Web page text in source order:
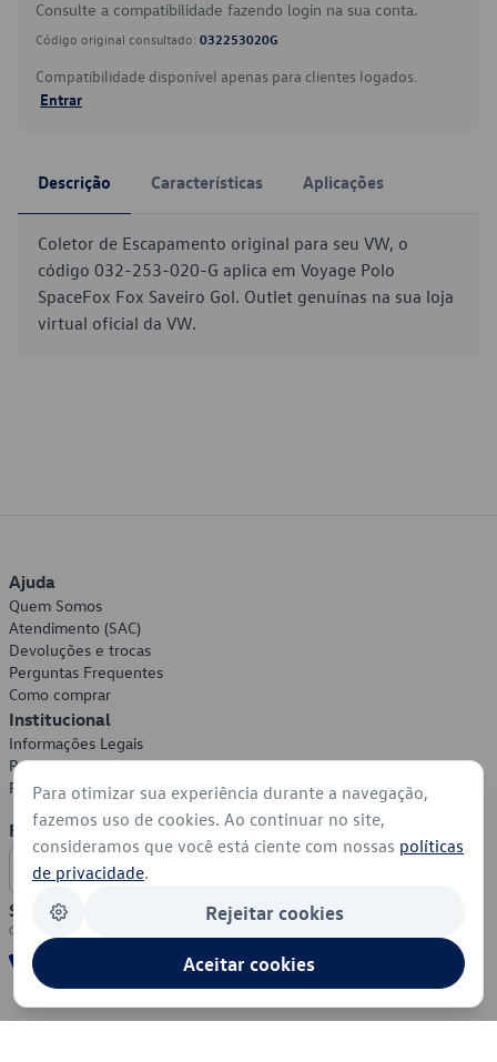
Consulte a compatibilidade fazendo login na sua conta.
Código original consultado: 032253020G
Compatibilidade disponível apenas para clientes logados.
Entrar
Descrição Características Aplicações
Coletor de Escapamento original para seu VW, o
código 032-253-020-G aplica em Voyage Polo
SpaceFox Fox Saveiro Gol. Outlet genuínas na sua loja
virtual oficial da VW.
Ajuda
Quem Somos
Atendimento (SAC)
Devoluções e trocas
Perguntas Frequentes
Como comprar
Institucional
Informações Legais
Política de Privacidade
Política de Cookies
Formas de Pagamento
Segurança
Para otimizar sua experiência durante a navegação,
fazemos uso de cookies. Ao continuar no site,
consideramos que você está ciente com nossas políticas
de privacidade.
Rejeitar cookies
Aceitar cookies